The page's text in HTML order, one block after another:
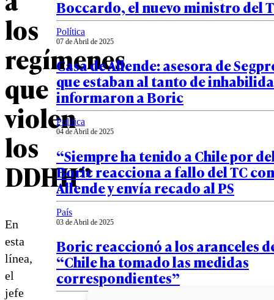
los
regímenes
que
violen
los
DDHH”
En
esta
línea,
el
jefe
Boccardo, el nuevo ministro del
Política
07 de Abril de 2025
Casa de Allende: asesora de
que estaban al tanto de
informaron a Boric
Política
04 de Abril de 2025
“Siempre ha tenido a Chile por
Boric reacciona a fallo del TC
Allende y envía recado al PS
País
03 de Abril de 2025
Boric reaccionó a los aranceles
“Chile ha tomado las medidas
correspondientes”